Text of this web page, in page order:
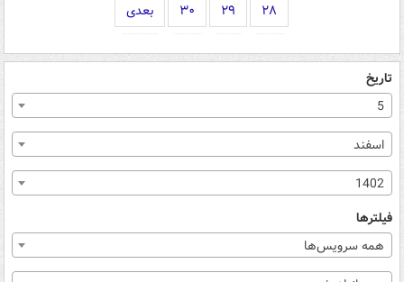
۲۸ ۲۹ ۳۰ بعدی
تاریخ
5
اسفند
1402
فیلترها
همه سرویس‌ها